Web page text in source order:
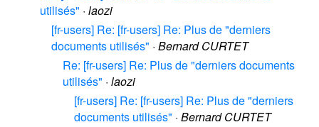
utilisés" · laozi
[fr-users] Re: [fr-users] Re: Plus de "derniers
documents utilisés" · Bernard CURTET
Re: [fr-users] Re: Plus de "derniers documents
utilisés" · laozi
[fr-users] Re: [fr-users] Re: Plus de "derniers
documents utilisés" · Bernard CURTET